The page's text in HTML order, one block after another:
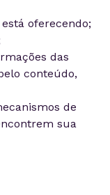
oferecendo;
das
conteúdo,
de
sua